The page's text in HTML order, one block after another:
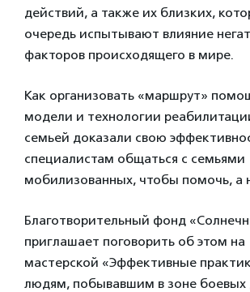
действий, а также их близких,
очередь испытывают влияние
факторов происходящего в мире.
Как организовать «маршрут»
модели и технологии
семьей доказали свою
специалистам общаться с семьями
мобилизованных, чтобы помочь, а
Благотворительный фонд
приглашает поговорить об этом на
мастерской «Эффективные
людям, побывавшим в зоне боевых